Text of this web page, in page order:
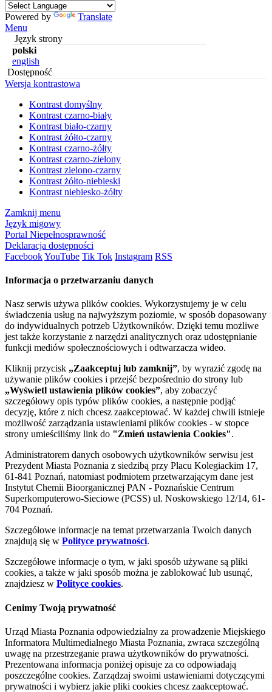
Powered by
Translate
Menu
Język strony
polski
english
Dostępność
Wersja kontrastowa
Kontrast domyślny
Kontrast czarno-biały
Kontrast biało-czarny
Kontrast żółto-czarny
Kontrast czarno-żółty
Kontrast czarno-zielony
Kontrast zielono-czarny
Kontrast żółto-niebieski
Kontrast niebiesko-żółty
Zamknij menu
Język migowy
Portal Niepełnosprawność
Deklaracja dostępności
FacebookYouTube Tik Tok Instagram RSS
Informacja o przetwarzaniu danych
Nasz serwis używa plików cookies. Wykorzystujemy je w celu
świadczenia usług na najwyższym poziomie, w sposób dopasowany
do indywidualnych potrzeb Użytkowników. Dzięki temu możliwe
jest także korzystanie z narzędzi analitycznych oraz udostępnianie
funkcji mediów społecznościowych i odtwarzacza wideo.
Kliknij przycisk „Zaakceptuj lub zamknij”, by wyrazić zgodę na
używanie plików cookies i przejść bezpośrednio do strony lub
„Wyświetl ustawienia plików cookies”, aby zobaczyć
szczegółowy opis typów plików cookies, a następnie podjąć
decyzję, które z nich chcesz zaakceptować. W każdej chwili istnieje
możliwość zarządzania ustawieniami plików cookies - w stopce
strony umieściliśmy link do "Zmień ustawienia Cookies".
Administratorem danych osobowych użytkowników serwisu jest
Prezydent Miasta Poznania z siedzibą przy Placu Kolegiackim 17,
61-841 Poznań, natomiast podmiotem przetwarzającym dane jest
Instytut Chemii Bioorganicznej PAN - Poznańskie Centrum
Superkomputerowo-Sieciowe (PCSS) ul. Noskowskiego 12/14, 61-
704 Poznań.
Szczegółowe informacje na temat przetwarzania Twoich danych
znajdują się w Polityce prywatności.
Szczegółowe informacje o tym, w jaki sposób używane są pliki
cookies, a także w jaki sposób można je zablokować lub usunąć,
znajdziesz w Polityce cookies.
Cenimy Twoją prywatność
Urząd Miasta Poznania odpowiedzialny za prowadzenie Miejskiego
Informatora Multimedialnego Miasta Poznania, zwraca szczególną
uwagę na przestrzeganie prawa użytkowników do prywatności.
Prezentowana informacja poniżej opisuje za co odpowiadają
poszczególne cookies. Zarządzaj swoimi ustawieniami dotyczącymi
prywatności i wybierz jakie pliki cookies chcesz zaakceptować.